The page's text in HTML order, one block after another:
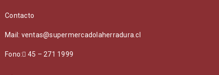
Contacto
Mail: ventas@supermercadolaherradura.cl
Fono: 45 – 271 1999